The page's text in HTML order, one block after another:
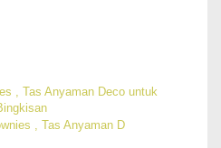
, Tas Anyaman D